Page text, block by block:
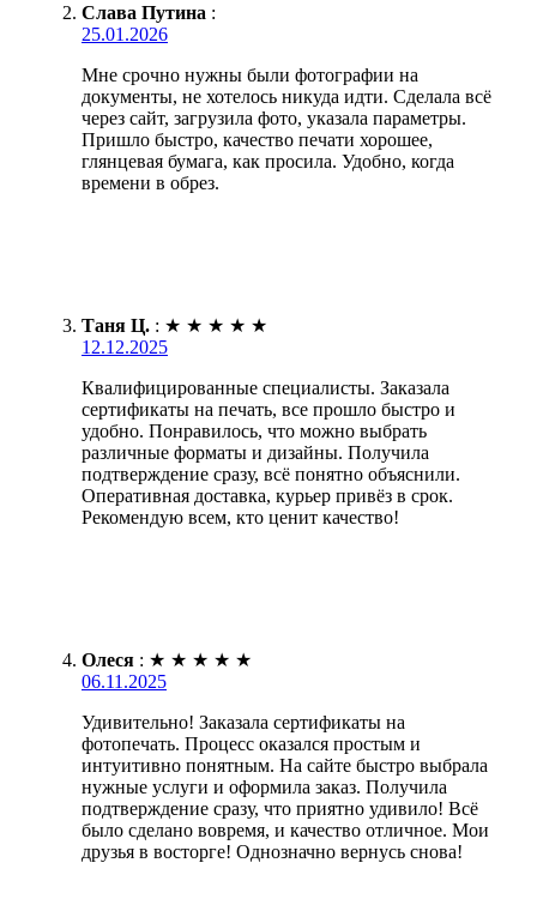
Слава Путина :
25.01.2026
Мне срочно нужны были фотографии на
документы, не хотелось никуда идти. Сделала всё
через сайт, загрузила фото, указала параметры.
Пришло быстро, качество печати хорошее,
глянцевая бумага, как просила. Удобно, когда
времени в обрез.
Таня Ц. : ★ ★ ★ ★ ★
12.12.2025
Квалифицированные специалисты. Заказала
сертификаты на печать, все прошло быстро и
удобно. Понравилось, что можно выбрать
различные форматы и дизайны. Получила
подтверждение сразу, всё понятно объяснили.
Оперативная доставка, курьер привёз в срок.
Рекомендую всем, кто ценит качество!
Олеся : ★ ★ ★ ★ ★
06.11.2025
Удивительно! Заказала сертификаты на
фотопечать. Процесс оказался простым и
интуитивно понятным. На сайте быстро выбрала
нужные услуги и оформила заказ. Получила
подтверждение сразу, что приятно удивило! Всё
было сделано вовремя, и качество отличное. Мои
друзья в восторге! Однозначно вернусь снова!